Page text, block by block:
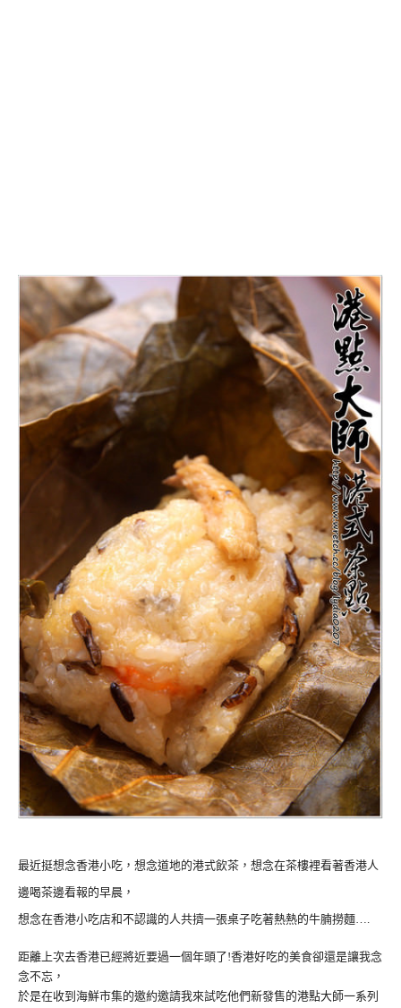
最近挺想念香港小吃，想念道地的港式飲茶，想念在茶樓裡看著香港人
邊喝茶邊看報的早晨，
想念在香港小吃店和不認識的人共擠一張桌子吃著熱熱的牛腩撈麵….
距離上次去香港已經將近要過一個年頭了!香港好吃的美食卻還是讓我念
念不忘，
於是在收到海鮮市集的邀約邀請我來試吃他們新發售的港點大師一系列